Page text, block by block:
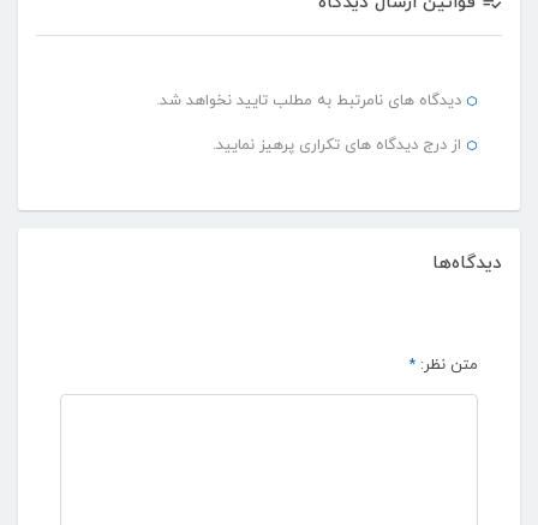
دیدگاه های نامرتبط به مطلب تایید نخواهد شد.
از درج دیدگاه های تکراری پرهیز نمایید.
دیدگاه‌ها
متن نظر: *